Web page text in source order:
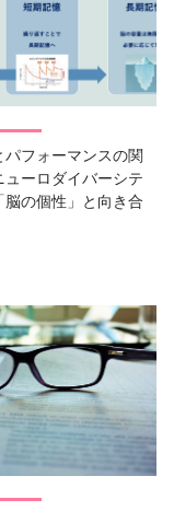
フォーマンスの関
ーロダイバーシテ
脳の個性」と向き合